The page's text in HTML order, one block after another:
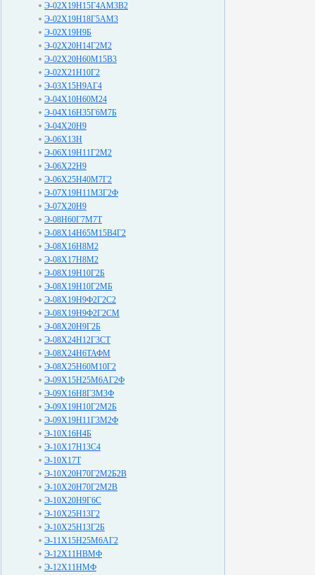
Э-02Х19Н15Г4АМ3В2
Э-02Х19Н18Г5АМ3
Э-02Х19Н9Б
Э-02Х20Н14Г2М2
Э-02Х20Н60М15В3
Э-02Х21Н10Г2
Э-03Х15Н9АГ4
Э-04Х10Н60М24
Э-04Х16Н35Г6М7Б
Э-04Х20Н9
Э-06Х13Н
Э-06Х19Н11Г2М2
Э-06Х22Н9
Э-06Х25Н40М7Г2
Э-07Х19Н11М3Г2Ф
Э-07Х20Н9
Э-08Н60Г7М7Т
Э-08Х14Н65М15В4Г2
Э-08Х16Н8М2
Э-08Х17Н8М2
Э-08Х19Н10Г2Б
Э-08Х19Н10Г2МБ
Э-08Х19Н9Ф2Г2С2
Э-08Х19Н9Ф2Г2СМ
Э-08Х20Н9Г2Б
Э-08Х24Н12Г3СТ
Э-08Х24Н6ТАФМ
Э-08Х25Н60М10Г2
Э-09Х15Н25М6АГ2Ф
Э-09Х16Н8Г3М3Ф
Э-09Х19Н10Г2М2Б
Э-09Х19Н11Г3М2Ф
Э-10Х16Н4Б
Э-10Х17Н13С4
Э-10Х17Т
Э-10Х20Н70Г2М2Б2В
Э-10Х20Н70Г2М2В
Э-10Х20Н9Г6С
Э-10Х25Н13Г2
Э-10Х25Н13Г2Б
Э-11Х15Н25М6АГ2
Э-12Х11НВМФ
Э-12Х11НМФ